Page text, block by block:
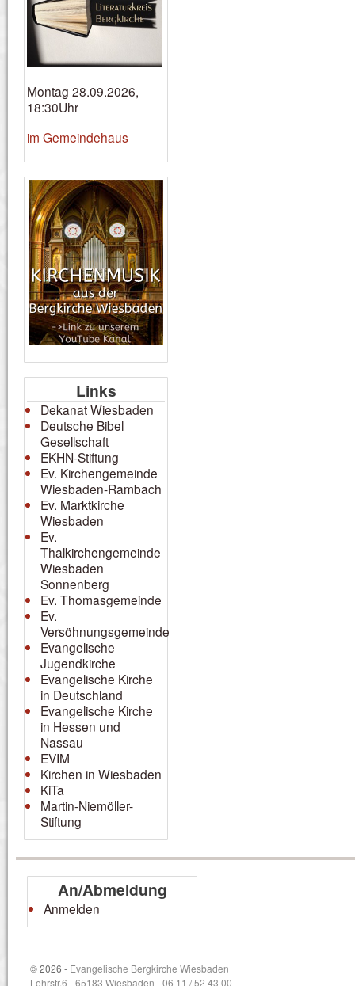
Montag 28.09.2026,
18:30Uhr
im Gemeindehaus
Links
Dekanat Wiesbaden
Deutsche Bibel
Gesellschaft
EKHN-Stiftung
Ev. Kirchengemeinde
Wiesbaden-Rambach
Ev. Marktkirche
Wiesbaden
Ev.
Thalkirchengemeinde
Wiesbaden
Sonnenberg
Ev. Thomasgemeinde
Ev.
Versöhnungsgemeinde
Evangelische
Jugendkirche
Evangelische Kirche
in Deutschland
Evangelische Kirche
in Hessen und
Nassau
EVIM
Kirchen in Wiesbaden
KiTa
Martin-Niemöller-
Stiftung
An/Abmeldung
Anmelden
© 2026 - Evangelische Bergkirche Wiesbaden
Lehrstr.6 - 65183 Wiesbaden - 06 11 / 52 43 00